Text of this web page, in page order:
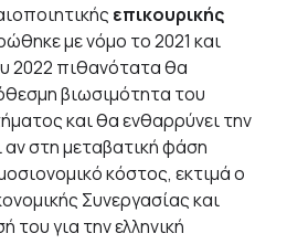
επικουρικής
με νόμο το 2021 και
2022 πιθανότατα θα
βιωσιμότητα του
και θα ενθαρρύνει την
στη μεταβατική φάση
κόστος, εκτιμά ο
Συνεργασίας και
του για την ελληνική